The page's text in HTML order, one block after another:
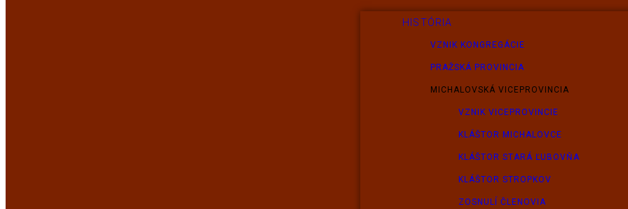
HISTÓRIA
VZNIK KONGREGÁCIE
PRAŽSKÁ PROVINCIA
MICHALOVSKÁ VICEPROVINCIA
VZNIK VICEPROVINCIE
KLÁŠTOR MICHALOVCE
KLÁŠTOR STARÁ ĽUBOVŇA
KLÁŠTOR STROPKOV
ZOSNULÍ ČLENOVIA